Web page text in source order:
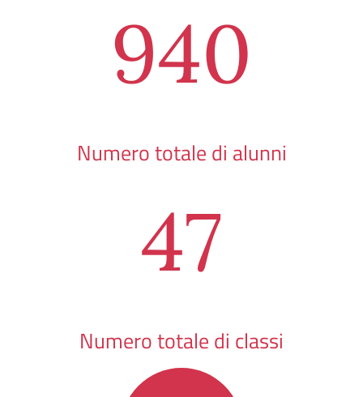
940
Numero totale di alunni
47
Numero totale di classi